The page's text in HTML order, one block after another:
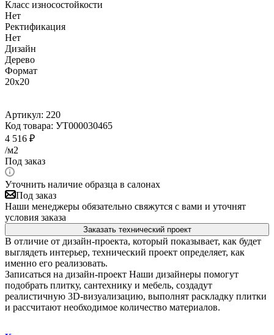
Класс износостойкости
Нет
Ректификация
Нет
Дизайн
Дерево
Формат
20x20
Артикул: 220
Код товара: УТ000030465
4 516 ₽
/м2
Под заказ
Уточнить наличие образца в салонах
Под заказ
Наши менеджеры обязательно свяжутся с вами и уточнят
условия заказа
Заказать технический проект
В отличие от дизайн-проекта, который показывает, как будет
выглядеть интерьер, технический проект определяет, как
именно его реализовать.
Записаться на дизайн-проект Наши дизайнеры помогут
подобрать плитку, сантехнику и мебель, создадут
реалистичную 3D-визуализацию, выполнят раскладку плитки
и рассчитают необходимое количество материалов.